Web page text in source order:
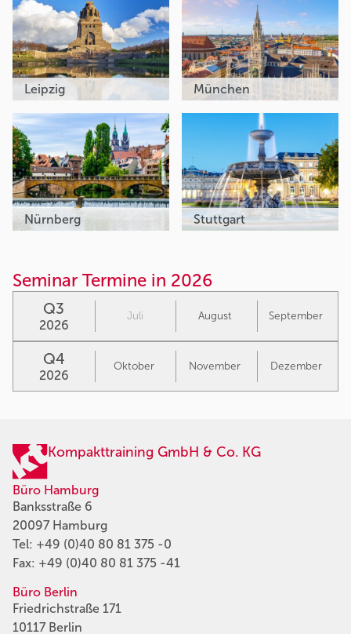
Leipzig München
Nürnberg Stuttgart
Seminar Termine in 2026
Q3
2026
Juli August September
Q4
2026
Oktober November Dezember
Kompakttraining GmbH & Co. KG
Büro Hamburg
Banksstraße 6
20097 Hamburg
Tel: +49 (0)40 80 81 375 -0
Fax: +49 (0)40 80 81 375 -41
Büro Berlin
Friedrichstraße 171
10117 Berlin